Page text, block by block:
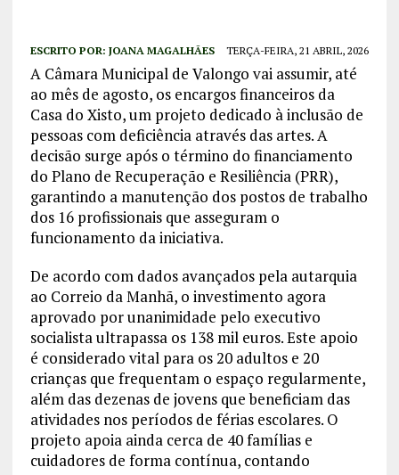
ESCRITO POR: JOANA MAGALHÃES TERÇA-FEIRA, 21 ABRIL, 2026
A Câmara Municipal de Valongo vai assumir, até
ao mês de agosto, os encargos financeiros da
Casa do Xisto, um projeto dedicado à inclusão de
pessoas com deficiência através das artes. A
decisão surge após o término do financiamento
do Plano de Recuperação e Resiliência (PRR),
garantindo a manutenção dos postos de trabalho
dos 16 profissionais que asseguram o
funcionamento da iniciativa.
De acordo com dados avançados pela autarquia
ao Correio da Manhã, o investimento agora
aprovado por unanimidade pelo executivo
socialista ultrapassa os 138 mil euros. Este apoio
é considerado vital para os 20 adultos e 20
crianças que frequentam o espaço regularmente,
além das dezenas de jovens que beneficiam das
atividades nos períodos de férias escolares. O
projeto apoia ainda cerca de 40 famílias e
cuidadores de forma contínua, contando